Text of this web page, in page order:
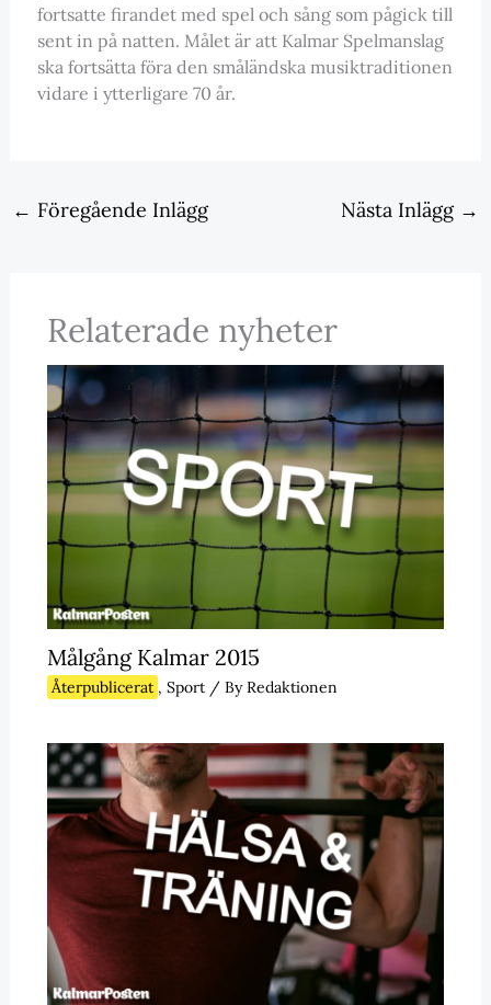
fortsatte firandet med spel och sång som pågick till
sent in på natten. Målet är att Kalmar Spelmanslag
ska fortsätta föra den småländska musiktraditionen
vidare i ytterligare 70 år.
← Föregående Inlägg Nästa Inlägg →
Relaterade nyheter
Målgång Kalmar 2015
Återpublicerat , Sport/ ByRedaktionen